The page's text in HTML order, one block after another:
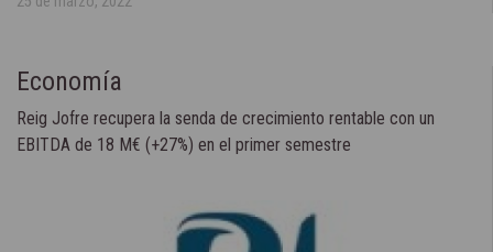
Economía
Reig Jofre recupera la senda de crecimiento rentable con un
EBITDA de 18 M€ (+27%) en el primer semestre